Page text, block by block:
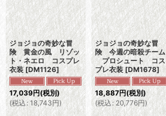
ジョジョの奇妙な冒
険 黄金の風 リゾッ
ト・ネエロ コスプレ
衣装 [DM1126]
17,039円(税別)
(税込: 18,743円)
ジョジョの奇妙な冒
険 今週の暗殺チーム
プロシュート コス
プレ衣装 [DM1678]
18,887円(税別)
(税込: 20,776円)